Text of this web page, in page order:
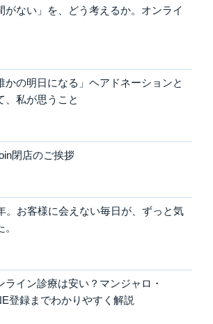
がない」を、どう考えるか。オンライ
かの明日になる」ヘアドネーションと
、私が思うこと
閉店のご挨拶
。お客様に会えない毎日が、ずっと気
ライン診療は安い？マンジャロ・
登録までわかりやすく解説